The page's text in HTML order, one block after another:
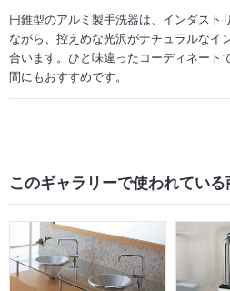
円錐型のアルミ製手洗器は、インダスト
ながら、控えめな光沢がナチュラルなイ
合います。ひと味違ったコーディネート
間にもおすすめです。
このギャラリーで使われている